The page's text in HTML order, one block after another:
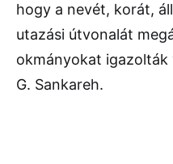
hogy a nevét, korát,
utazási útvonalát
okmányokat igazolták
G. Sankareh.